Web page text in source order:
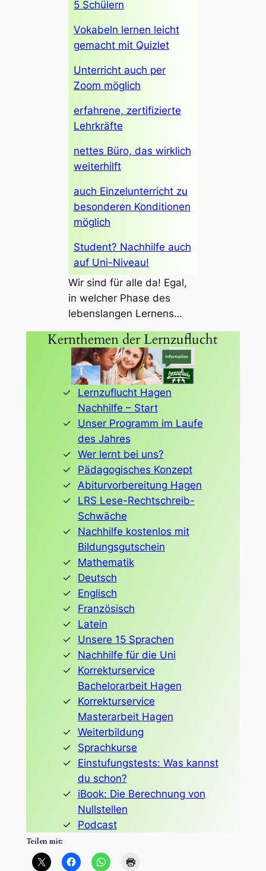
5 Schülern
Vokabeln lernen leicht
gemacht mit Quizlet
Unterricht auch per
Zoom möglich
erfahrene, zertifizierte
Lehrkräfte
nettes Büro, das wirklich
weiterhilft
auch Einzelunterricht zu
besonderen Konditionen
möglich
Student? Nachhilfe auch
auf Uni-Niveau!
Wir sind für alle da! Egal,
in welcher Phase des
lebenslangen Lernens…
Kernthemen der Lernzuflucht
Lernzuflucht Hagen
Nachhilfe – Start
Unser Programm im Laufe
des Jahres
Wer lernt bei uns?
Pädagogisches Konzept
Abiturvorbereitung Hagen
LRS Lese-Rechtschreib-
Schwäche
Nachhilfe kostenlos mit
Bildungsgutschein
Mathematik
Deutsch
Englisch
Französisch
Latein
Unsere 15 Sprachen
Nachhilfe für die Uni
Korrekturservice
Bachelorarbeit Hagen
Korrekturservice
Masterarbeit Hagen
Weiterbildung
Sprachkurse
Einstufungstests: Was kannst
du schon?
iBook: Die Berechnung von
Nullstellen
Podcast
Teilen mit: